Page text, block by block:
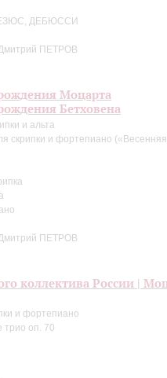
ДЕБЮССИ
ПЕТРОВ
Моцарта
Бетховена
и альта
и фортепиано
ПЕТРОВ
коллектива России |
и фортепиано
оп. 70